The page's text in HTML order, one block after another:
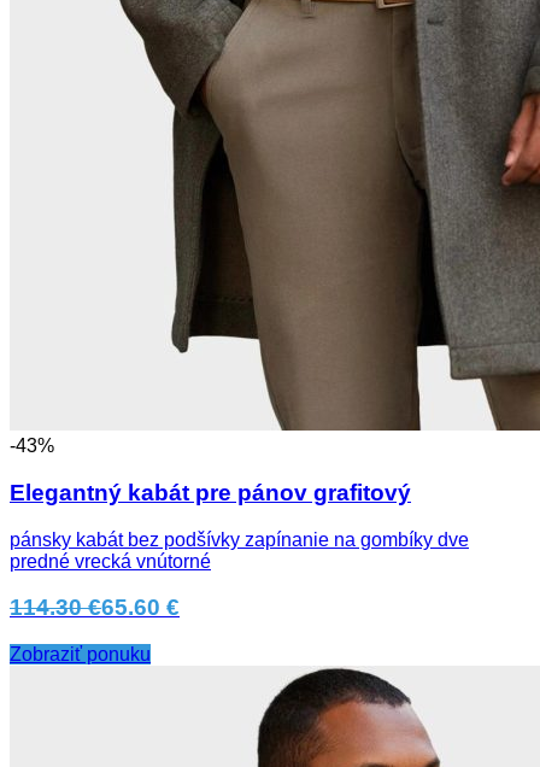
-43%
Elegantný kabát pre pánov grafitový
pánsky kabát bez podšívky zapínanie na gombíky dve
predné vrecká vnútorné
114.30 €65.60 €
Zobraziť ponuku